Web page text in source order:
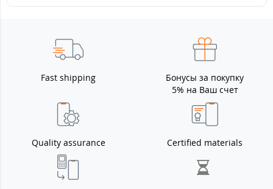
Fast shipping
Бонусы за покупку
5% на Ваш счет
Quality assurance Certified materials